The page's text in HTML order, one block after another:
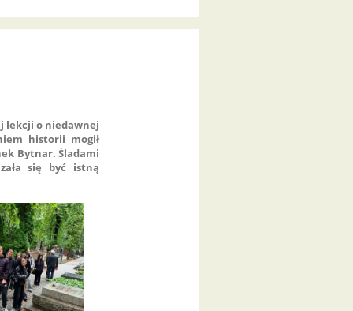
lekcji o niedawnej
historii mogił
Bytnar. Śladami
się być istną